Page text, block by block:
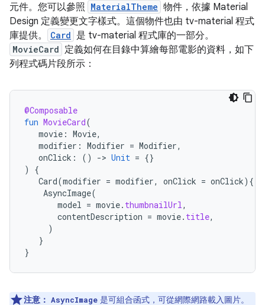
元件。您可以參照 MaterialTheme 物件，依據 Material
Design 定義變更文字樣式。這個物件也由 tv-material 程式
庫提供。
Card 是 tv-material 程式庫的一部分。
MovieCard 定義如何在目錄中算繪每部電影的資料，如下
列程式碼片段所示：
@Composable
fun MovieCard(
movie : Movie,
modifier : Modifier = Modifier,
onClick : () -> Unit = {}
)
{
Card(modifier = modifier, onClick = onClick){
AsyncImage(
model = movie. thumbnailUrl ,
contentDescription = movie. title,
)
}
}
注意： AsyncImage 是可組合函式，可從網際網路載入圖片。